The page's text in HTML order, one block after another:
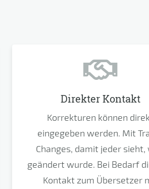
Direkter Kontakt
Korrekturen können
eingegeben werden. Mit
Changes, damit jeder sieht,
geändert wurde. Bei Bedarf
Kontakt zum Übersetzer